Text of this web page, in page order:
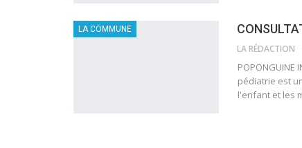
LA COMMUNE
LA RÉDACTION
POPONGUINE
pédiatrie est
l'enfant et les